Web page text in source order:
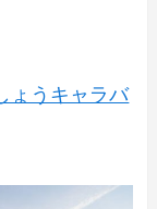
ょうキャラバ